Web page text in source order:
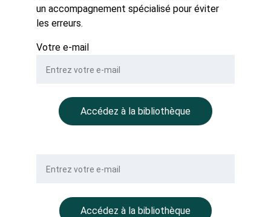
un accompagnement spécialisé pour éviter
les erreurs.
Votre e-mail
Accédez à la bibliothèque
Accédez à la bibliothèque